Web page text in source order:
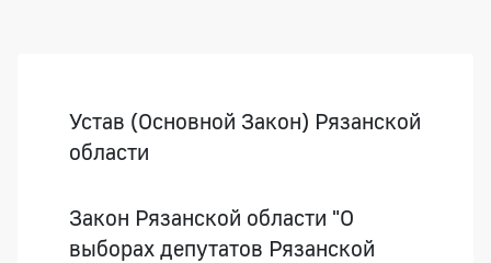
Устав (Основной Закон) Рязанской
области
Закон Рязанской области "О
выборах депутатов Рязанской